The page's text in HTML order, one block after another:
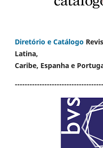
Diretório e Catálogo
Latina,
Caribe, Espanha e